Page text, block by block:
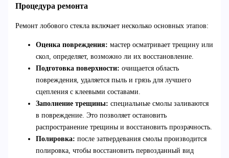
Процедура ремонта
Ремонт лобового стекла включает несколько основных этапов:
Оценка повреждения: мастер осматривает трещину или
скол, определяет, возможно ли их восстановление.
Подготовка поверхности: очищается область
повреждения, удаляется пыль и грязь для лучшего
сцепления с клеевыми составами.
Заполнение трещины: специальные смолы заливаются
в повреждение. Это позволяет остановить
распространение трещины и восстановить прозрачность.
Полировка: после затвердевания смолы производится
полировка, чтобы восстановить первозданный вид